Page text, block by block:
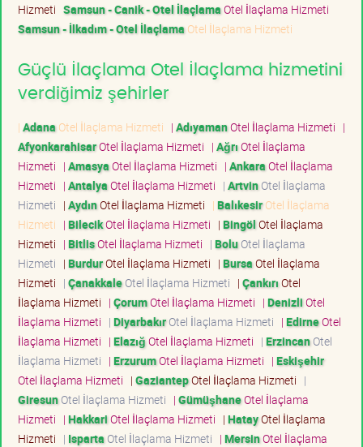
Hizmeti Samsun - Canik - Otel İlaçlamaOtel İlaçlama Hizmeti
Samsun - İlkadım - Otel İlaçlama Otel İlaçlama Hizmeti
Güçlü İlaçlama Otel İlaçlama hizmetini
verdiğimiz şehirler
| Adana Otel İlaçlama Hizmeti | AdıyamanOtel İlaçlama Hizmeti |
AfyonkarahisarOtel İlaçlama Hizmeti | AğrıOtel İlaçlama
Hizmeti | AmasyaOtel İlaçlama Hizmeti | AnkaraOtel İlaçlama
Hizmeti | AntalyaOtel İlaçlama Hizmeti | ArtvinOtel İlaçlama
Hizmeti | AydınOtel İlaçlama Hizmeti | BalıkesirOtel İlaçlama
Hizmeti | BilecikOtel İlaçlama Hizmeti | BingölOtel İlaçlama
Hizmeti | BitlisOtel İlaçlama Hizmeti | BoluOtel İlaçlama
Hizmeti | BurdurOtel İlaçlama Hizmeti | BursaOtel İlaçlama
Hizmeti | ÇanakkaleOtel İlaçlama Hizmeti | ÇankırıOtel
İlaçlama Hizmeti | ÇorumOtel İlaçlama Hizmeti | DenizliOtel
İlaçlama Hizmeti | DiyarbakırOtel İlaçlama Hizmeti | EdirneOtel
İlaçlama Hizmeti | ElazığOtel İlaçlama Hizmeti | ErzincanOtel
İlaçlama Hizmeti | ErzurumOtel İlaçlama Hizmeti | Eskişehir
Otel İlaçlama Hizmeti | GaziantepOtel İlaçlama Hizmeti |
GiresunOtel İlaçlama Hizmeti | GümüşhaneOtel İlaçlama
Hizmeti | HakkariOtel İlaçlama Hizmeti | HatayOtel İlaçlama
Hizmeti | Isparta Otel İlaçlama Hizmeti | MersinOtel İlaçlama